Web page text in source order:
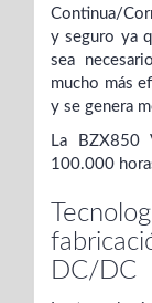
Continua/
y seguro ya
sea
mucho más
y se genera
La BZX850
100.000
DC/DC